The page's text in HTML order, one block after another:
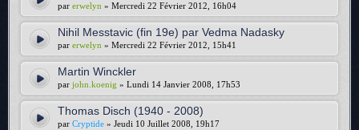
par erwelyn » Mercredi 22 Février 2012, 16h04
Nihil Messtavic (fin 19e) par Vedma Nadasky
par erwelyn » Mercredi 22 Février 2012, 15h41
Martin Winckler
par john.koenig » Lundi 14 Janvier 2008, 17h53
Thomas Disch (1940 - 2008)
par Cryptide » Jeudi 10 Juillet 2008, 19h17